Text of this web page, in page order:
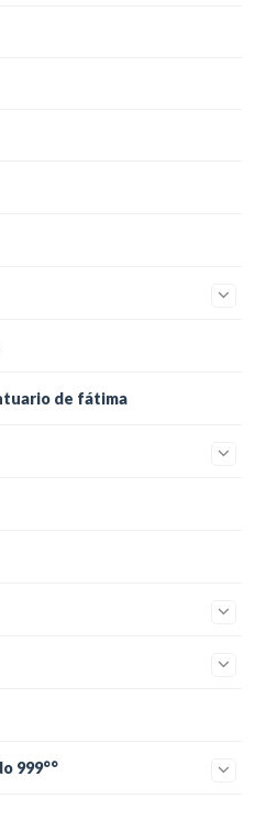
de fátima
999°°